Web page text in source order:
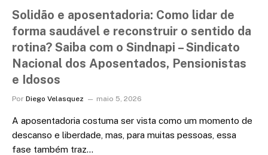
Solidão e aposentadoria: Como lidar de
forma saudável e reconstruir o sentido da
rotina? Saiba com o Sindnapi – Sindicato
Nacional dos Aposentados, Pensionistas
e Idosos
Por Diego Velasquez maio 5, 2026
A aposentadoria costuma ser vista como um momento de
descanso e liberdade, mas, para muitas pessoas, essa
fase também traz…